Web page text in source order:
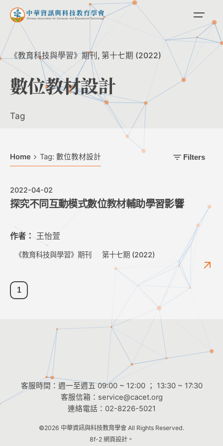
Skip
content
《教育科技與學習》期刊 第十七期 (2022)
數位教材設計
Tag
Home Tag: 數位教材設計 Filters
2022-04-02
探究不同互動模式數位教材輔助學習影響
作者：王怡萱
《教育科技與學習》期刊 第十七期 (2022)
1
客服時間：週一至週五 09:00 ~ 12:00 ； 13:30 ~ 17:30
客服信箱： service@cacet.org
連絡電話： 02-8226-5021
©2026 中華資訊與科技教育學會 All Rights Reserved.
8f-2 網頁設計。